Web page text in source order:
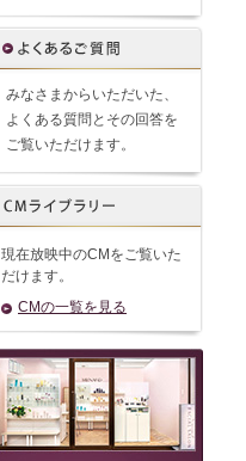
みなさまからいただいた、
よくある質問とその回答を
ご覧いただけます。
現在放映中のCMをご覧いた
だけます。
CMの一覧を見る